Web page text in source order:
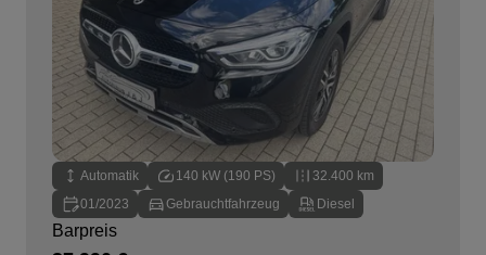
Automatik 140 kW (190 PS)
32.400 km
01/2023
Gebrauchtfahrzeug Diesel
Barpreis